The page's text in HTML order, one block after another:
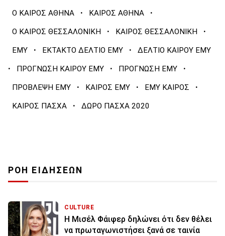
Ο ΚΑΙΡΟΣ ΑΘΗΝΑ · ΚΑΙΡΟΣ ΑΘΗΝΑ ·
Ο ΚΑΙΡΟΣ ΘΕΣΣΑΛΟΝΙΚΗ · ΚΑΙΡΟΣ ΘΕΣΣΑΛΟΝΙΚΗ ·
ΕΜΥ · ΕΚΤΑΚΤΟ ΔΕΛΤΙΟ ΕΜΥ · ΔΕΛΤΙΟ ΚΑΙΡΟΥ ΕΜΥ
· ΠΡΟΓΝΩΣΗ ΚΑΙΡΟΥ ΕΜΥ · ΠΡΟΓΝΩΣΗ ΕΜΥ ·
ΠΡΟΒΛΕΨΗ ΕΜΥ · ΚΑΙΡΟΣ ΕΜΥ · ΕΜΥ ΚΑΙΡΟΣ ·
ΚΑΙΡΟΣ ΠΑΣΧΑ · ΔΩΡΟ ΠΑΣΧΑ 2020
ΡΟΗ ΕΙΔΗΣΕΩΝ
CULTURE
Η Μισέλ Φάιφερ δηλώνει ότι δεν θέλει
να πρωταγωνιστήσει ξανά σε ταινία